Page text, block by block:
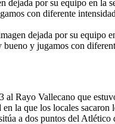
por su equipo en la
con diferente
dejada por su equipo
y jugamos con
Rayo Vallecano que
la que los locales sacaron
a dos puntos del